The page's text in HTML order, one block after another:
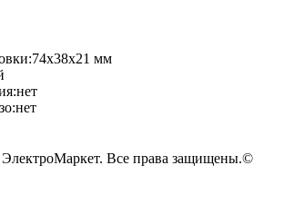
мм
ЭлектроМаркет. Все права защищены.©